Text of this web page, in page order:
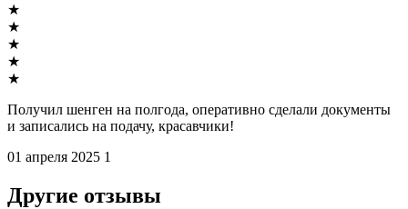
★
★
★
★
★
Получил шенген на полгода, оперативно сделали документы
и записались на подачу, красавчики!
01 апреля 2025 1
Другие отзывы